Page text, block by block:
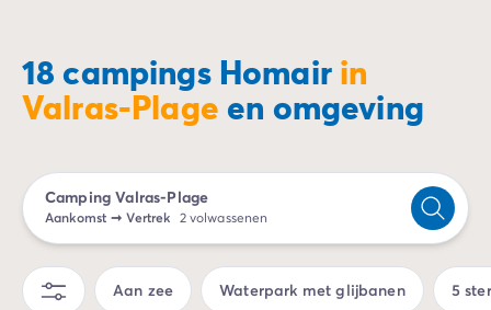
Camping Duitsland
Camping Beieren
Camping Rijnland-Palts
Camping Slovenië
Camping Zwitserland
Camping Luxemburg
Vakantiethema's
Per thema
18 campings Homair in
Valras-Plage en omgeving
Camping Valras-Plage
Aankomst ➞ Vertrek 2 volwassenen
Aan zee Waterpark met glijbanen 5